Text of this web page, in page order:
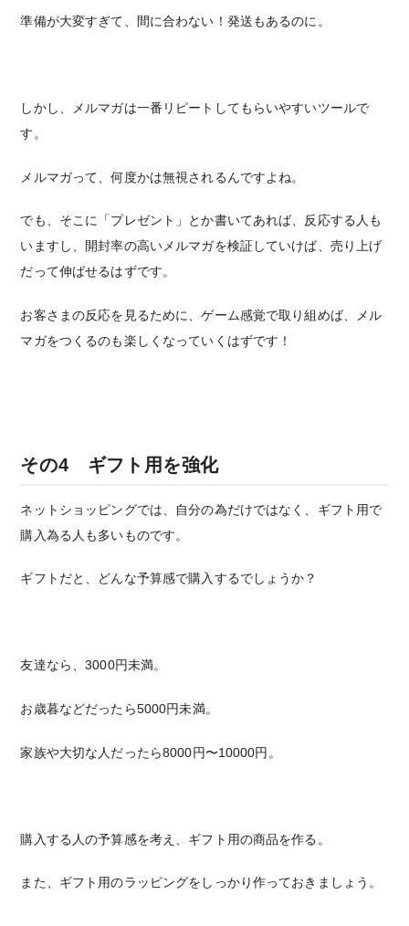
準備が大変すぎて、間に合わない！発送もあるのに。
しかし、メルマガは一番リピートしてもらいやすいツールで
す。
メルマガって、何度かは無視されるんですよね。
でも、そこに「プレゼント」とか書いてあれば、反応する人も
いますし、開封率の高いメルマガを検証していけば、売り上げ
だって伸ばせるはずです。
お客さまの反応を見るために、ゲーム感覚で取り組めば、メル
マガをつくるのも楽しくなっていくはずです！
その4 ギフト用を強化
ネットショッピングでは、自分の為だけではなく、ギフト用で
購入為る人も多いものです。
ギフトだと、どんな予算感で購入するでしょうか？
友達なら、3000円未満。
お歳暮などだったら5000円未満。
家族や大切な人だったら8000円〜10000円。
購入する人の予算感を考え、ギフト用の商品を作る。
また、ギフト用のラッピングをしっかり作っておきましょう。